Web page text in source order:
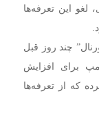
لغو این تعرفه‌ها
چند روز قبل
برای افزایش
که از تعرفه‌ها